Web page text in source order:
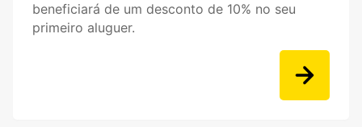
beneficiará de um desconto de 10% no seu
primeiro aluguer.